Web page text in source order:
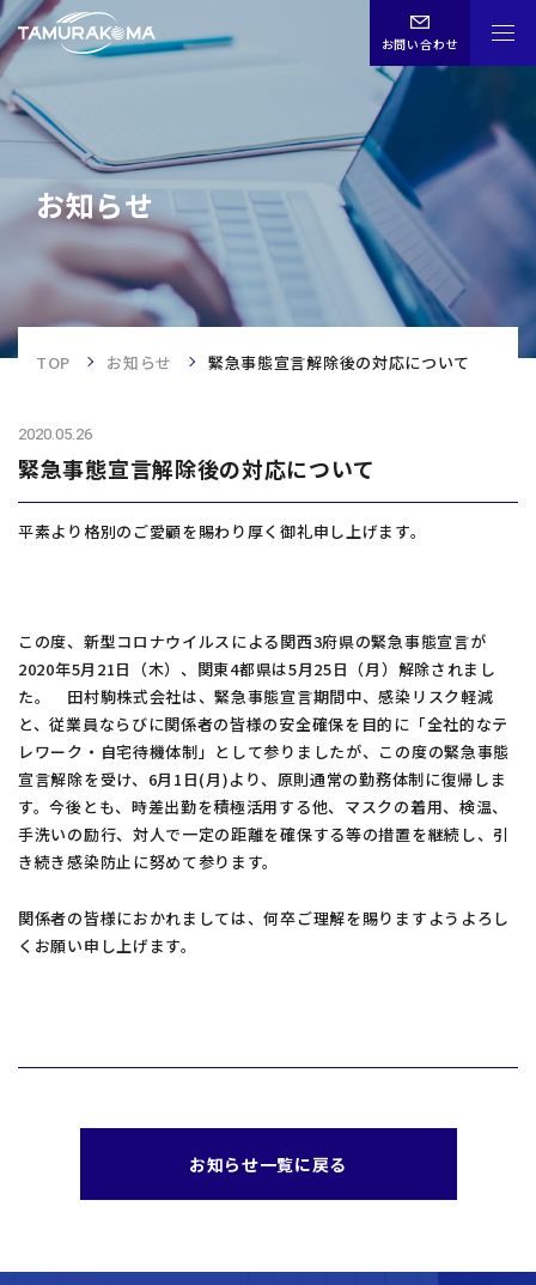
お問い合わせ
CHN ENG
TOP
企業情報
歴史
サスティナビリティ
よくあるご質問
お知らせ
お問い合わせ
お知らせ
お知らせ
TOP お知らせ 緊急事態宣言解除後の対応について
2020.05.26
緊急事態宣言解除後の対応について
平素より格別のご愛顧を賜わり厚く御礼申し上げます。
この度、新型コロナウイルスによる関西3府県の緊急事態宣言が
2020年5月21日（木）、関東4都県は5月25日（月）解除されまし
た。 田村駒株式会社は、緊急事態宣言期間中、感染リスク軽減
と、従業員ならびに関係者の皆様の安全確保を目的に「全社的なテ
レワーク・自宅待機体制」として参りましたが、この度の緊急事態
宣言解除を受け、6月1日(月)より、原則通常の勤務体制に復帰しま
す。今後とも、時差出勤を積極活用する他、マスクの着用、検温、
手洗いの励行、対人で一定の距離を確保する等の措置を継続し、引
き続き感染防止に努めて参ります。
関係者の皆様におかれましては、何卒ご理解を賜りますようよろし
くお願い申し上げます。
お知らせ一覧に戻る